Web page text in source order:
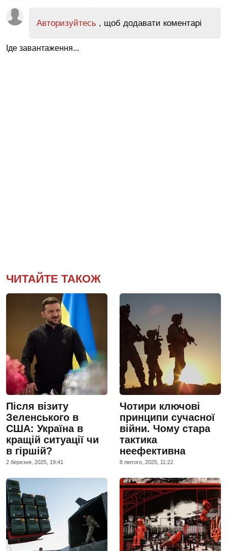
Авторизуйтесь , щоб додавати коментарі
Іде завантаження...
ЧИТАЙТЕ ТАКОЖ
Після візиту
Зеленського в
США: Україна в
кращій ситуації чи
в гіршій?
2 березня, 2025, 19:41
Чотири ключові
принципи сучасної
війни. Чому стара
тактика
неефективна
8 лютого, 2025, 11:22